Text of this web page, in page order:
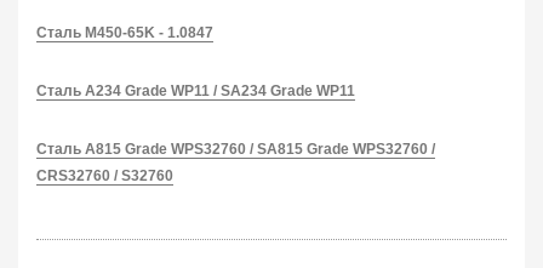
Сталь M450-65K - 1.0847
Сталь A234 Grade WP11 / SA234 Grade WP11
Сталь A815 Grade WPS32760 / SA815 Grade WPS32760 /
CRS32760 / S32760